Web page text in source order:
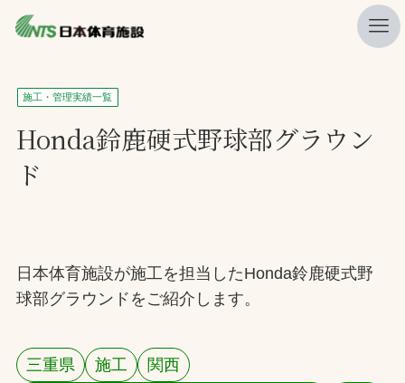
私たちの強み
ニュース
プレスリリース
施工・管理実績一覧
会社概要
採用情報
施工・管理実績一覧
Honda鈴鹿硬式野球部グラウン
ド
日本体育施設が施工を担当したHonda鈴鹿硬式野
球部グラウンドをご紹介します。
三重県 施工
関西